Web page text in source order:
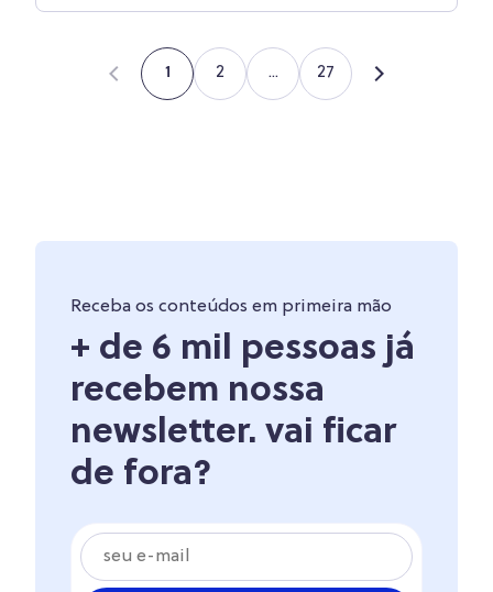
1 2 ... 27
Receba os conteúdos em primeira mão
+ de 6 mil pessoas já
recebem nossa
newsletter. vai ficar
de fora?